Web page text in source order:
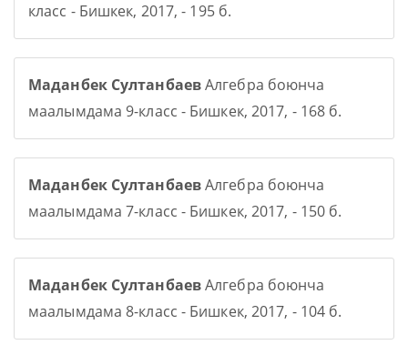
класс - Бишкек, 2017, - 195 б.
Маданбек СултанбаевАлгебра боюнча
маалымдама 9-класс - Бишкек, 2017, - 168 б.
Маданбек СултанбаевАлгебра боюнча
маалымдама 7-класс - Бишкек, 2017, - 150 б.
Маданбек СултанбаевАлгебра боюнча
маалымдама 8-класс - Бишкек, 2017, - 104 б.